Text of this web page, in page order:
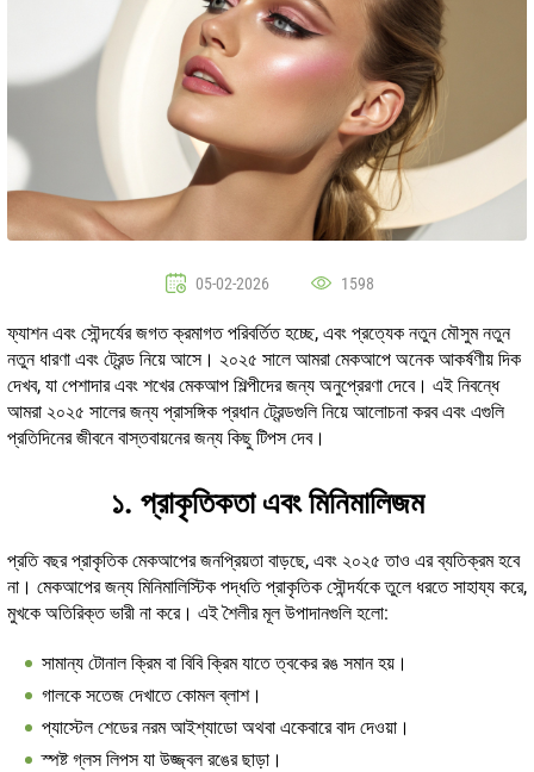
05-02-2026 1598
ফ্যাশন এবং সৌন্দর্যের জগত ক্রমাগত পরিবর্তিত হচ্ছে, এবং প্রত্যেক নতুন মৌসুম নতুন
নতুন ধারণা এবং ট্রেন্ড নিয়ে আসে। ২০২৫ সালে আমরা মেকআপে অনেক আকর্ষণীয় দিক
দেখব, যা পেশাদার এবং শখের মেকআপ শিল্পীদের জন্য অনুপ্রেরণা দেবে। এই নিবন্ধে
আমরা ২০২৫ সালের জন্য প্রাসঙ্গিক প্রধান ট্রেন্ডগুলি নিয়ে আলোচনা করব এবং এগুলি
প্রতিদিনের জীবনে বাস্তবায়নের জন্য কিছু টিপস দেব।
১. প্রাকৃতিকতা এবং মিনিমালিজম
প্রতি বছর প্রাকৃতিক মেকআপের জনপ্রিয়তা বাড়ছে, এবং ২০২৫ তাও এর ব্যতিক্রম হবে
না। মেকআপের জন্য মিনিমালিস্টিক পদ্ধতি প্রাকৃতিক সৌন্দর্যকে তুলে ধরতে সাহায্য করে,
মুখকে অতিরিক্ত ভারী না করে। এই শৈলীর মূল উপাদানগুলি হলো:
সামান্য টোনাল ক্রিম বা বিবি ক্রিম যাতে ত্বকের রঙ সমান হয়।
গালকে সতেজ দেখাতে কোমল ব্লাশ।
প্যাস্টেল শেডের নরম আইশ্যাডো অথবা একেবারে বাদ দেওয়া।
স্পষ্ট গ্লস লিপস যা উজ্জ্বল রঙের ছাড়া।